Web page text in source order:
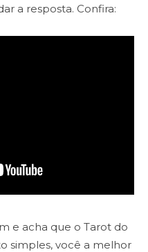
a resposta. Confira:
e acha que o Tarot do
simples, você a melhor